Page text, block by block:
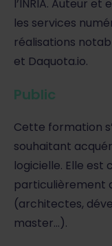
l’INRIA. Auteur
les services
réalisations
et Daquota.io.
Public
Cette formation
souhaitant
logicielle. Elle
particulièrement
(architectes,
master…).